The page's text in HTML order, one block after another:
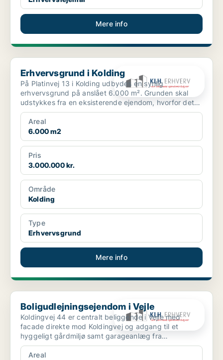
Mere info
Erhvervsgrund i Kolding
Erhvervsgrund i Kolding
På Platinvej 13 i Kolding udbydes en synlig
erhvervsgrund på anslået 6.000 m². Grunden skal
udstykkes fra en eksisterende ejendom, hvorfor det
endelige grund...
Areal
6.000 m2
Pris
3.000.000 kr.
Område
Kolding
Type
Erhvervsgrund
Mere info
Boligudlejningsejendom i Vejle
Boligudlejningsejendom i Vejle
Koldingvej 44 er centralt beliggende i Vejle med
facade direkte mod Koldingvej og adgang til et
hyggeligt gårdmiljø samt garageanlæg fra
Bleggaardsgade. Ejen...
Areal